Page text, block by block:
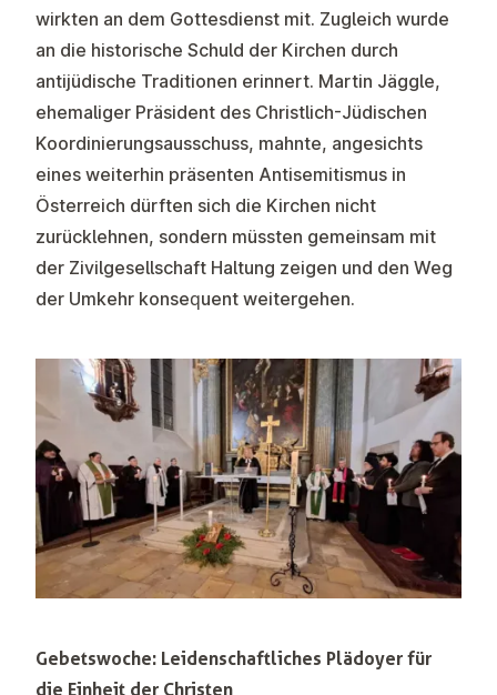
wirkten an dem Gottesdienst mit. Zugleich wurde
an die historische Schuld der Kirchen durch
antijüdische Traditionen erinnert. Martin Jäggle,
ehemaliger Präsident des Christlich-Jüdischen
Koordinierungsausschuss, mahnte, angesichts
eines weiterhin präsenten Antisemitismus in
Österreich dürften sich die Kirchen nicht
zurücklehnen, sondern müssten gemeinsam mit
der Zivilgesellschaft Haltung zeigen und den Weg
der Umkehr konsequent weitergehen.
Gebetswoche: Leidenschaftliches Plädoyer für
die Einheit der Christen